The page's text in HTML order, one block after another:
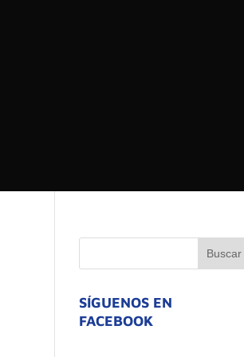
SÍGUENOS EN
FACEBOOK